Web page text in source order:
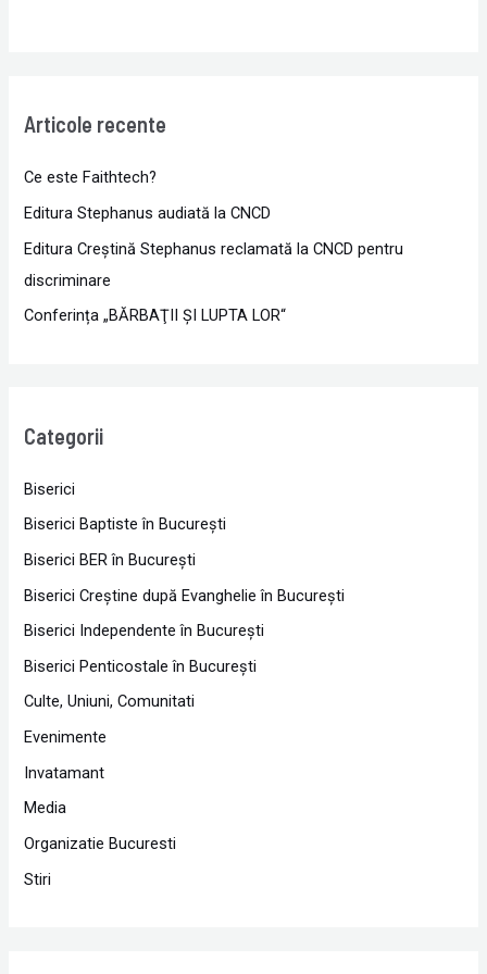
Articole recente
Ce este Faithtech?
Editura Stephanus audiată la CNCD
Editura Creștină Stephanus reclamată la CNCD pentru
discriminare
Conferința „BĂRBAŢII ŞI LUPTA LOR“
Categorii
Biserici
Biserici Baptiste în Bucureşti
Biserici BER în Bucureşti
Biserici Creştine după Evanghelie în Bucureşti
Biserici Independente în Bucureşti
Biserici Penticostale în Bucureşti
Culte, Uniuni, Comunitati
Evenimente
Invatamant
Media
Organizatie Bucuresti
Stiri